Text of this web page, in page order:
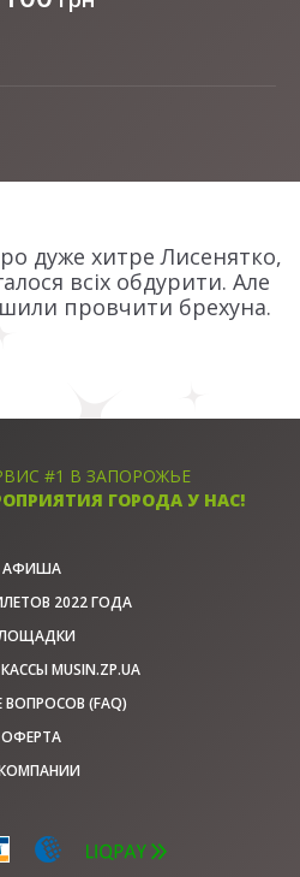
дуже хитре Лисенятко,
всіх обдурити. Але
провчити брехуна.
#1 В ЗАПОРОЖЬЕ
ГОРОДА У НАС!
АФИША
2022 ГОДА
MUSIN.ZP.UA
(FAQ)
ОФЕРТА